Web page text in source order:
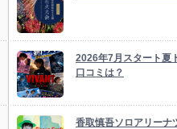
2026年7月スタート夏
口コミは？
香取慎吾ソロアリーナ